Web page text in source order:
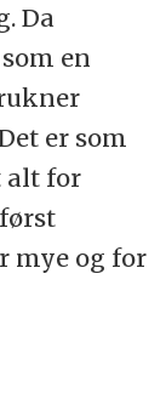
Da
en
er som
alt for
mye og for